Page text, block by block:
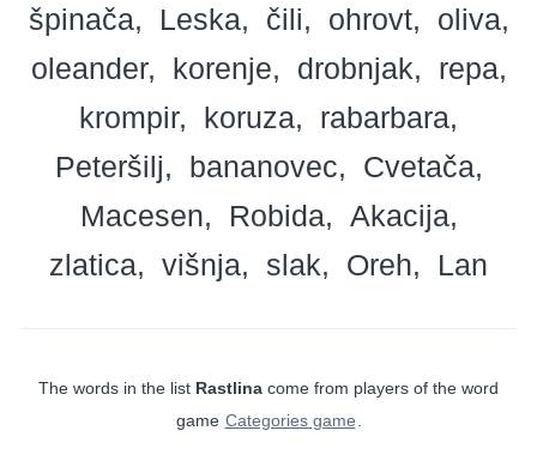
špinača
Leska čili ohrovt
oliva
oleander
korenje drobnjak
repa
krompir
koruza
rabarbara
Peteršilj
bananovec
Cvetača
Macesen
Robida
Akacija
zlatica
višnja slak Oreh Lan
The words in the list Rastlina come from players of the word
game Categories game